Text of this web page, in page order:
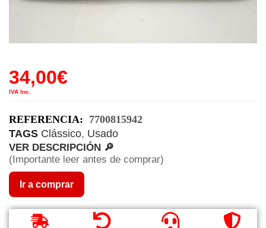
34,00€
IVA Inc.
REFERENCIA: 7700815942
TAGS Clássico, Usado
VER DESCRIPCIÓN 🔎
(Importante leer antes de comprar)
Ir a comprar